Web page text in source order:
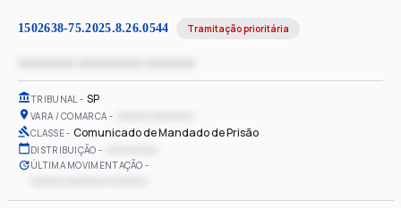
1502638-75.2025.8.26.0544 Tramitação prioritária
TRIBUNAL SP
VARA / COMARCA
CLASSE Comunicado de Mandado de Prisão
DISTRIBUIÇÃO
ÚLTIMA MOVIMENTAÇÃO